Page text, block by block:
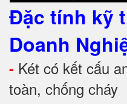
Đặc tính kỹ
Doanh
- Két có kết cấu
toàn, chống cháy